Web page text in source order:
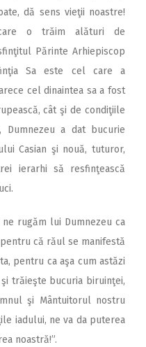
dă sens vieţii noastre!
o trăim alături de
Părinte Arhiepiscop
Sa este cel care a
cel dinaintea sa a fost
cât şi de condiţiile
Dumnezeu a dat bucurie
Casian şi nouă, tuturor,
ierarhi să resfinţească
rugăm lui Dumnezeu ca
că răul se manifestă
pentru ca aşa cum astăzi
trăieşte bucuria biruinţei,
şi Mântuitorul nostru
iadului, ne va da puterea
noastră!”.